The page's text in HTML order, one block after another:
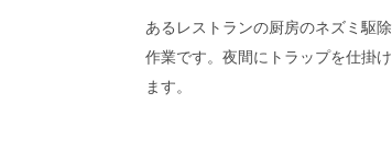
あるレストランの厨房のネズミ駆除
作業です。夜間にトラップを仕掛け
ます。